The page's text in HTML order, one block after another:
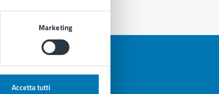
Marketing
Accetta tutti